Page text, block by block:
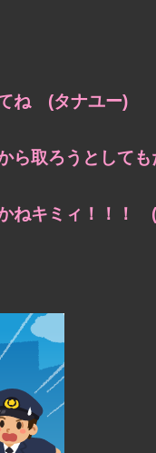
ね (タナユー)
ら取ろうとして
ねキミィ！！！